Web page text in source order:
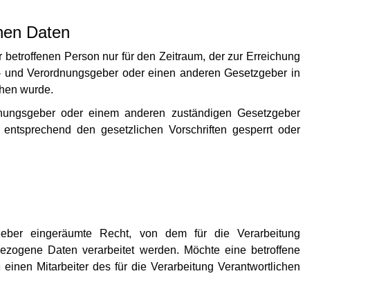
Daten
Person nur für den Zeitraum, der zur Erreichung
Verordnungsgeber oder einen anderen Gesetzgeber in
wurde.
oder einem anderen zuständigen Gesetzgeber
den gesetzlichen Vorschriften gesperrt oder
eingeräumte Recht, von dem für die Verarbeitung
Daten verarbeitet werden. Möchte eine betroffene
Mitarbeiter des für die Verarbeitung Verantwortlichen